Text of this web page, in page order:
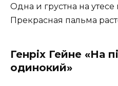
Одна и грустна на
Прекрасная пальма
Генріх Гейне «На
одинокий»